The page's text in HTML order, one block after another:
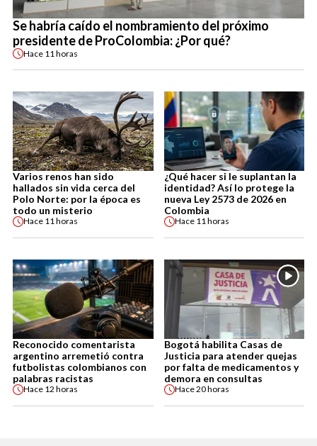
Se habría caído el nombramiento del próximo
presidente de ProColombia: ¿Por qué?
Hace 11 horas
Varios renos han sido
hallados sin vida cerca del
Polo Norte: por la época es
todo un misterio
Hace 11 horas
¿Qué hacer si le suplantan la
identidad? Así lo protege la
nueva Ley 2573 de 2026 en
Colombia
Hace 11 horas
Reconocido comentarista
argentino arremetió contra
futbolistas colombianos con
palabras racistas
Hace 12 horas
Bogotá habilita Casas de
Justicia para atender quejas
por falta de medicamentos y
demora en consultas
Hace20 horas